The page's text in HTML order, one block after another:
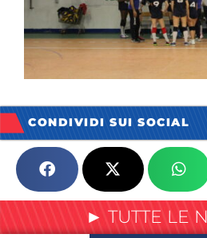
CONDIVIDI SUI SOCIAL
► TUTTE LE